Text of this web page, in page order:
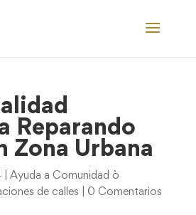
Reparando
Zona Urbana
| Ayuda a Comunidad ò
de calles 0 Comentarios